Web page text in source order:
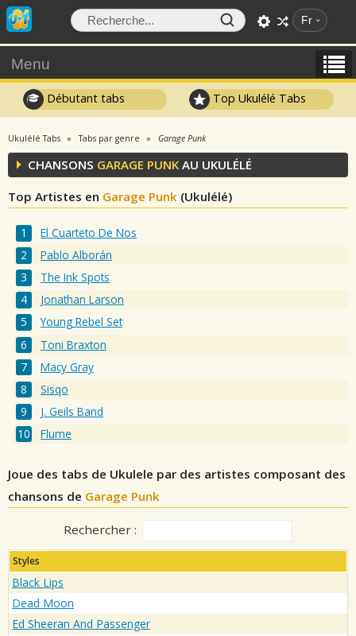
Fr
Menu
Débutant tabs Top Ukulélé Tabs
Ukulélé Tabs Tabs par genre Garage Punk
CHANSONS GARAGE PUNK AU UKULÉLÉ
Top Artistes en Garage Punk (Ukulélé)
El Cuarteto De Nos
Pablo Alborán
The Ink Spots
Jonathan Larson
Young Rebel Set
Toni Braxton
Macy Gray
Sisqo
J. Geils Band
Flume
Joue des tabs de Ukulele par des artistes composant des
chansons de Garage Punk
Rechercher :
Styles
Black Lips
Dead Moon
Ed Sheeran And Passenger